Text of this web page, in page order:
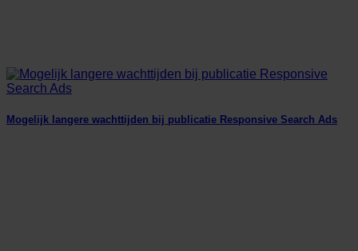
Mogelijk langere wachttijden bij publicatie Responsive Search Ads